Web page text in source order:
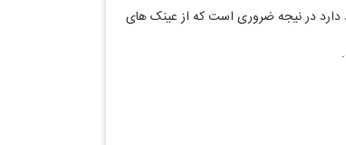
در نیجه ضروری است که از عینک های